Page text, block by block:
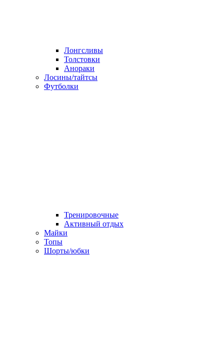
Лонгсливы
Толстовки
Анораки
Лосины/тайтсы
Футболки
Тренировочные
Активный отдых
Майки
Топы
Шорты/юбки